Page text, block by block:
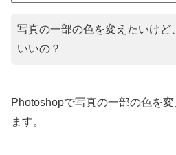
写真の一部の色を変えたいけど
いいの？
Photoshopで写真の一部の色を
ます。